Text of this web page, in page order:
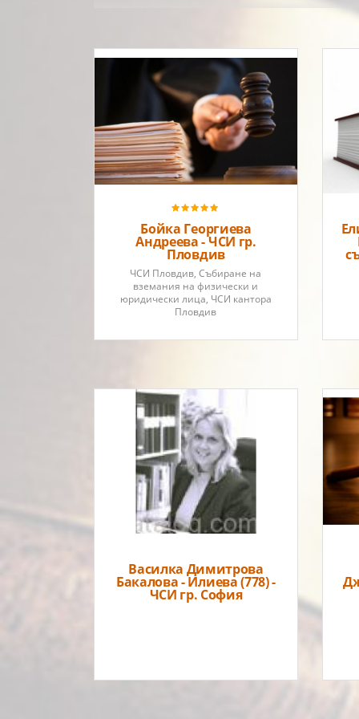
Частен съдебен
изпълнителБойка Георгиева
АндрееваРегистрационен
номер: 908Район на действие:
Окръжен съд - Пловдив
Бойка Георгиева
Андреева - ЧСИ гр.
Пловдив
ЧСИ Пловдив, Събиране на
вземания на физически и
юридически лица, ЧСИ кантора
Пловдив
Василка Димитрова
Бакалова - Илиева (778) -
ЧСИ гр. София